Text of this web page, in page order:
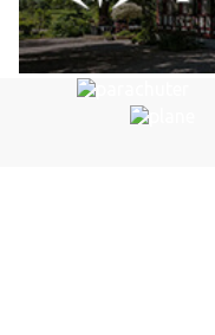
Restaurant Pilgerhaus:
Riedikon ZH: E-